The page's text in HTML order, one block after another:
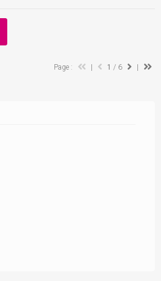
Page : 1 / 6